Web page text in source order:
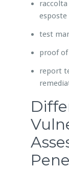
esposte
test
proof
report